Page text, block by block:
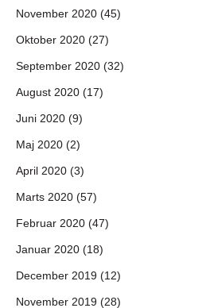
November 2020 (45)
Oktober 2020 (27)
September 2020 (32)
August 2020 (17)
Juni 2020 (9)
Maj 2020 (2)
April 2020 (3)
Marts 2020 (57)
Februar 2020 (47)
Januar 2020 (18)
December 2019 (12)
November 2019 (28)